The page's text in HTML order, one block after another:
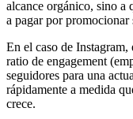
alcance orgánico, sino a
a pagar por promocionar
En el caso de
ratio de engagement
seguidores para una
rápidamente a medida
crece.